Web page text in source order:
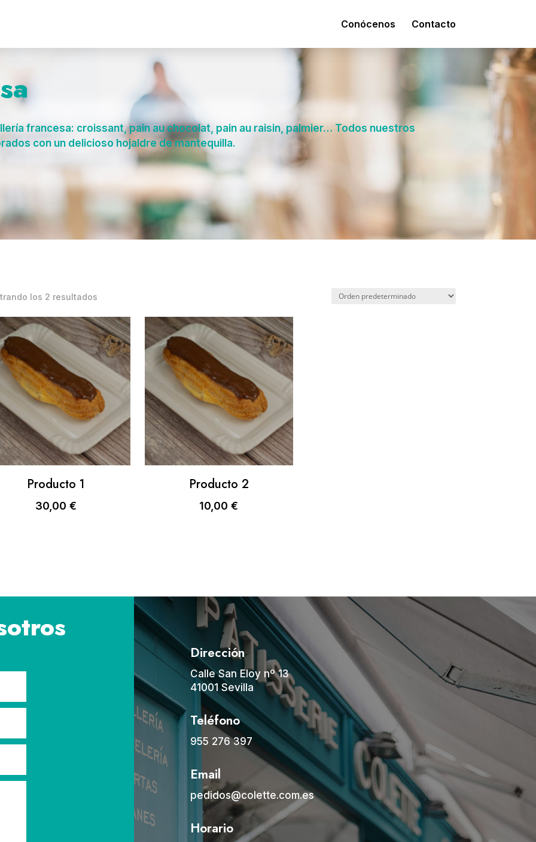
Conócenos Contacto
francesa: croissant, pain au chocolat, pain au raisin, palmier… Todos nuestros
con un delicioso hojaldre de mantequilla.
los 2 resultados
Producto 1
30,00€
Producto 2
10,00€
Dirección
Calle San Eloy nº 13
41001 Sevilla
Teléfono
955 276 397
Email
pedidos@colette.com.es
Horario